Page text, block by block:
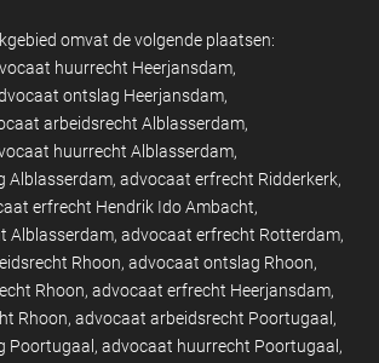
omvat de volgende plaatsen:
huurrecht Heerjansdam
ontslag Heerjansdam
arbeidsrecht Alblasserdam
huurrecht Alblasserdam
Alblasserdam advocaat erfrecht Ridderkerk
erfrecht Hendrik Ido Ambacht
Alblasserdam advocaat erfrecht Rotterdam
Rhoon advocaat ontslag Rhoon
Rhoon advocaat erfrecht Heerjansdam
Rhoon advocaat arbeidsrecht Poortugaal
Poortugaal
advocaat huurrecht Poortugaal